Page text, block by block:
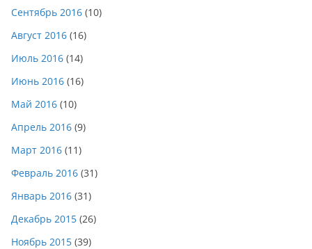
Сентябрь 2016 (10)
Август 2016 (16)
Июль 2016 (14)
Июнь 2016 (16)
Май 2016 (10)
Апрель 2016 (9)
Март 2016 (11)
Февраль 2016 (31)
Январь 2016 (31)
Декабрь 2015 (26)
Ноябрь 2015 (39)